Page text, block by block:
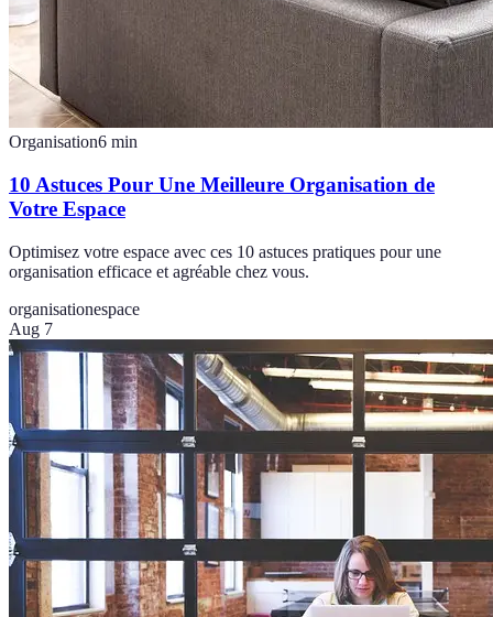
Organisation6 min
10 Astuces Pour Une Meilleure Organisation de
Votre Espace
Optimisez votre espace avec ces 10 astuces pratiques pour une
organisation efficace et agréable chez vous.
organisationespace
Aug 7